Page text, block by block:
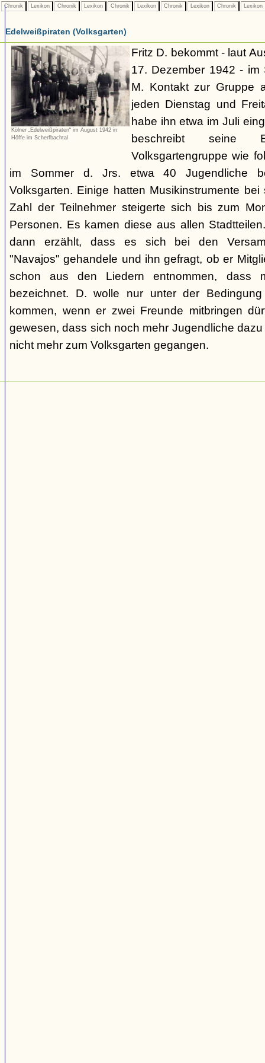
Chronik Lexikon Chronik Lexikon Chronik Lexikon Chronik Lexikon Chronik Lexikon
Edelweißpiraten (Volksgarten)
Kölner „Edelweißpiraten“ im August 1942 in
Höffe im Scherfbachtal
Fritz D. bekommt - laut
17. Dezember 1942 - im
M. Kontakt zur Gruppe
jeden Dienstag und
habe ihn etwa im Juli
beschreibt seine
Volksgartengruppe wie
im Sommer d. Jrs. etwa 40 Jugendliche
Volksgarten. Einige hatten Musikinstrumente
Zahl der Teilnehmer steigerte sich bis zum
Personen. Es kamen diese aus allen
dann erzählt, dass es sich bei den
"Navajos" gehandele und ihn gefragt, ob er
schon aus den Liedern entnommen, dass
bezeichnet. D. wolle nur unter der
kommen, wenn er zwei Freunde mitbringen
gewesen, dass sich noch mehr Jugendliche
nicht mehr zum Volksgarten gegangen.